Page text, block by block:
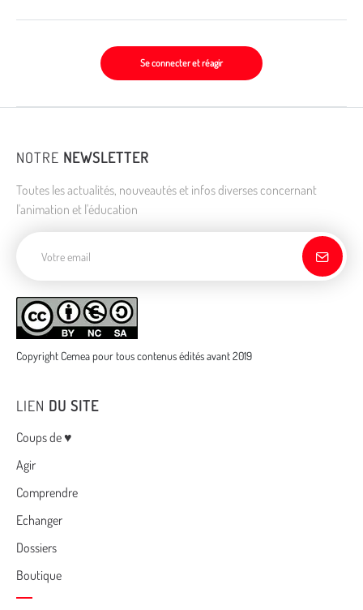
Se connecter et réagir
NOTRE NEWSLETTER
Toutes les actualités, nouveautés et infos diverses concernant
l'animation et l'éducation
Copyright Cemea pour tous contenus édités avant 2019
LIEN DU SITE
Menu
Coups de ♥
Agir
Comprendre
Echanger
Dossiers
Boutique